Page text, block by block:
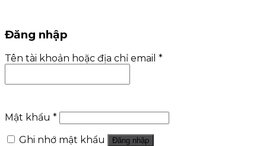
Đăng nhập
Tên tài khoản hoặc địa chỉ email *
Mật khẩu *
Ghi nhớ mật khẩu
Đăng nhập